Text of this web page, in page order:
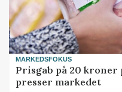
MARKEDSFOKUS
Prisgab på 20 kroner
presser markedet